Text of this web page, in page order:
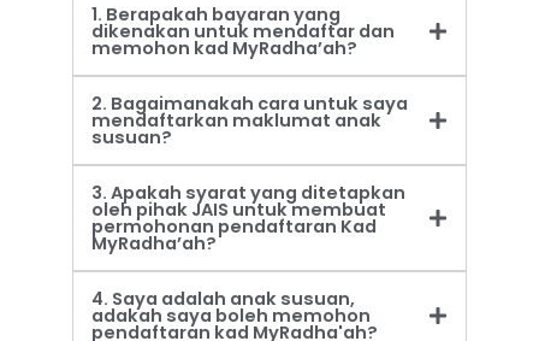
1. Berapakah bayaran yang
dikenakan untuk mendaftar dan
memohon kad MyRadha’ah?
2. Bagaimanakah cara untuk saya
mendaftarkan maklumat anak
susuan?
3. Apakah syarat yang ditetapkan
oleh pihak JAIS untuk membuat
permohonan pendaftaran Kad
MyRadha’ah?
4. Saya adalah anak susuan,
adakah saya boleh memohon
pendaftaran kad MyRadha'ah?